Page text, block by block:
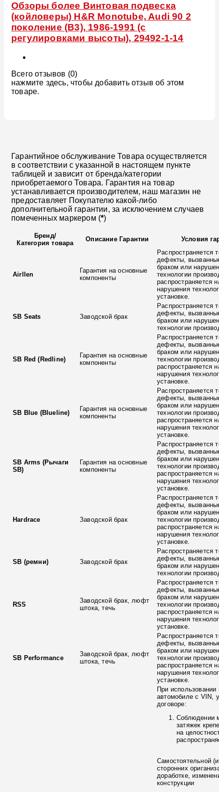
Обзоры более Винтовая подвеска
(койловеры) H&R Monotube, Audi 90 2
поколение (B3), 1986-1991 (с
регулировками высоты), 29492-1-14
Всего отзывов (0)
нажмите здесь, чтобы добавить отзыв об этом
товаре.
Гарантийное обслуживание Товара осуществляется
в соответствии с указанной в настоящем пункте
таблицей и зависит от бренда/категории
приобретаемого Товара. Гарантия на товар
устанавливается производителем, наш магазин не
предоставляет Покупателю какой-либо
дополнительной гарантии, за исключением случаев
помеченных маркером (*)
Бренд/
Категория товара
Описание Гарантии Условия
Airllen
Гарантия на основные
компоненты
Распространяется
дефекты,
браком или
технологии
распространяется
нарушения
установке.
SB Seats Заводской брак
Распространяется
дефекты,
браком или
технологии
SB Red (Redline)
Гарантия на основные
компоненты
Распространяется
дефекты,
браком или
технологии
распространяется
нарушения
установке.
SB Blue (Blueline)
Гарантия на основные
компоненты
Распространяется
дефекты,
браком или
технологии
распространяется
нарушения
установке.
SB Arms (Рычаги
SB)
Гарантия на основные
компоненты
Распространяется
дефекты,
браком или
технологии
распространяется
нарушения
установке.
Hardrace Заводской брак
Распространяется
дефекты,
браком или
технологии
распространяется
нарушения
установке.
SB (ремни) Заводской брак
Распространяется
дефекты,
браком или
технологии
RSS
Заводской брак, люфт
штока, течь
Распространяется
дефекты,
браком или
технологии
распространяется
нарушения
установке.
SB Performance
Заводской брак, люфт
штока, течь
Распространяется
дефекты,
браком или
технологии
распространяется
нарушения
установке.
При использовании
автомобиле с VIN,
договоре:
Соблюдении
затяжек
на
Самостоятельной
сторонних
доработке,
конструкции